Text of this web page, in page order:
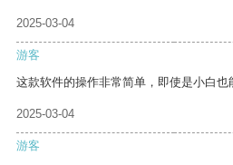
2025-03-04
游客
这款软件的操作非常简单，即使是小白也
2025-03-04
游客